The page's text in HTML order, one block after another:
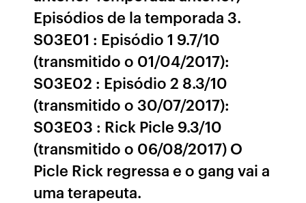
Episódios de la temporada 3.
S03E01 : Episódio 1 9.7/10
(transmitido o 01/04/2017):
S03E02 : Episódio 2 8.3/10
(transmitido o 30/07/2017):
S03E03 : Rick Picle 9.3/10
(transmitido o 06/08/2017) O
Picle Rick regressa e o gang vai a
uma terapeuta.